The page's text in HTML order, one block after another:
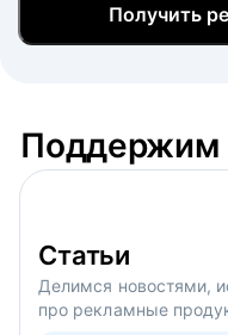
Получить
Статьи
Делимся новостями,
про рекламные